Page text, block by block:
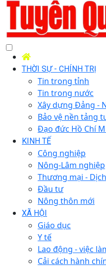
THỜI SỰ - CHÍNH TRỊ
Tin trong tỉnh
Tin trong nước
Xây dựng Đảng -
Bảo vệ nền tảng
Đạo đức Hồ Chí
KINH TẾ
Công nghiệp
Nông-Lâm nghiệp
Thương mại -
Đầu tư
Nông thôn mới
XÃ HỘI
Giáo dục
Y tế
Lao động - việc
Cải cách hành